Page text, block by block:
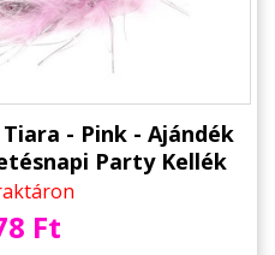
- Pink - Ajándék
Party Kellék
Ft